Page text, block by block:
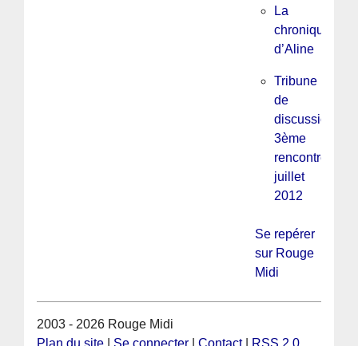
La
chronique
d’Aline
Tribune
de
discussion
3ème
rencontre
juillet
2012
Se repérer
sur Rouge
Midi
2003 - 2026 Rouge Midi
Plan du site
Se connecter |Contact| RSS 2.0